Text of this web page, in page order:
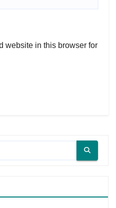
website in this browser for